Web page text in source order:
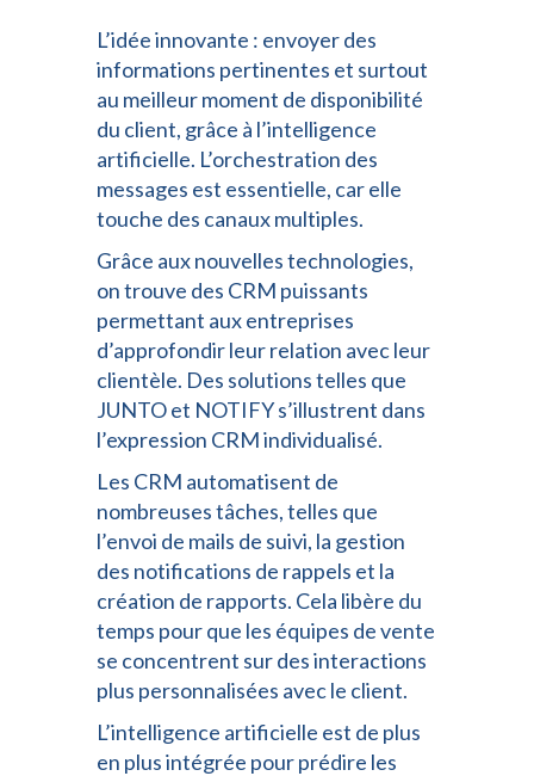
L’idée innovante : envoyer des
informations pertinentes et surtout
au meilleur moment de disponibilité
du client, grâce à l’intelligence
artificielle. L’orchestration des
messages est essentielle, car elle
touche des canaux multiples.
Grâce aux nouvelles technologies,
on trouve des CRM puissants
permettant aux entreprises
d’approfondir leur relation avec leur
clientèle. Des solutions telles que
JUNTO et NOTIFY s’illustrent dans
l’expression CRM individualisé.
Les CRM automatisent de
nombreuses tâches, telles que
l’envoi de mails de suivi, la gestion
des notifications de rappels et la
création de rapports. Cela libère du
temps pour que les équipes de vente
se concentrent sur des interactions
plus personnalisées avec le client.
L’intelligence artificielle est de plus
en plus intégrée pour prédire les